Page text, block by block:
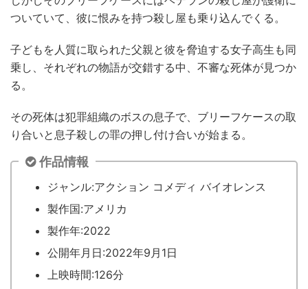
ついていて、彼に恨みを持つ殺し屋も乗り込んでくる。
子どもを人質に取られた父親と彼を脅迫する女子高生も同
乗し、それぞれの物語が交錯する中、不審な死体が見つか
る。
その死体は犯罪組織のボスの息子で、ブリーフケースの取
り合いと息子殺しの罪の押し付け合いが始まる。
作品情報
ジャンル:アクション コメディ バイオレンス
製作国:アメリカ
製作年:2022
公開年月日:2022年9月1日
上映時間:126分